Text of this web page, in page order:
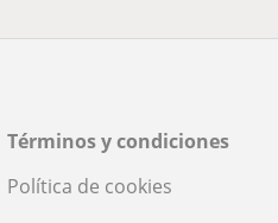
Términos y condiciones
Política de cookies